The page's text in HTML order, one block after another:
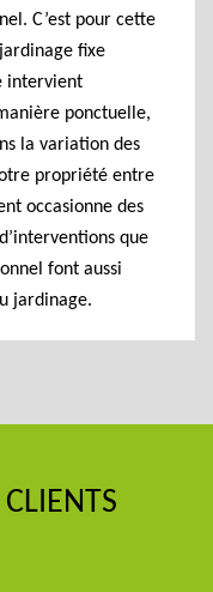
C’est pour cette
fixe
intervient
ponctuelle,
la variation des
propriété entre
occasionne des
que
font aussi
jardinage.